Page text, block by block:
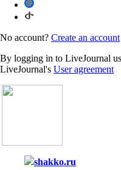
No account? Create an account
By logging in to LiveJournal
LiveJournal's User agreement
shakko.ru